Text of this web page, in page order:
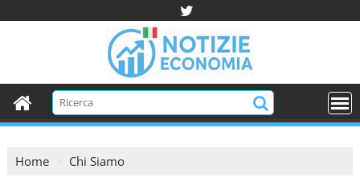
t
c
Home Chi Siamo